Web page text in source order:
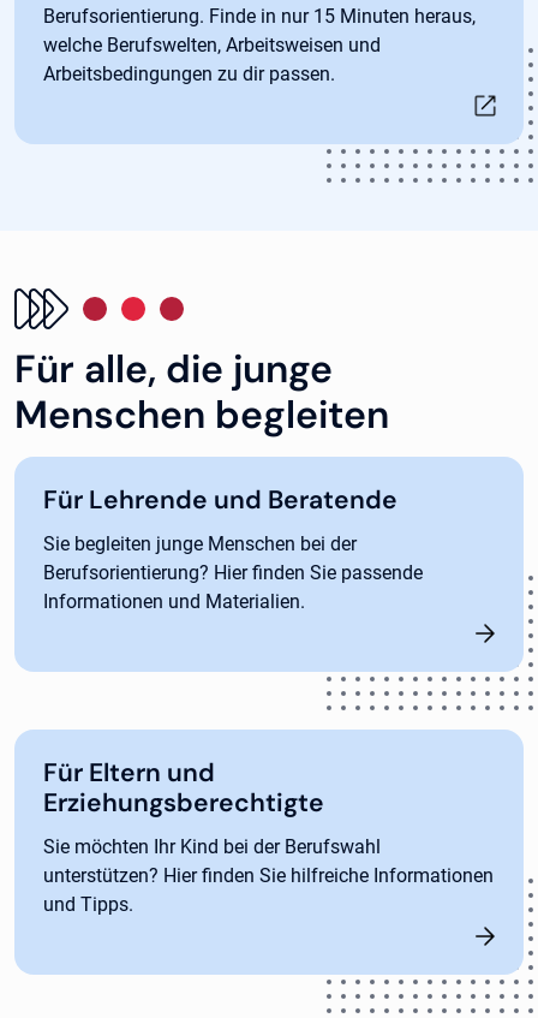
Berufsorientierung. Finde in nur 15 Minuten heraus,
welche Berufswelten, Arbeitsweisen und
Arbeitsbedingungen zu dir passen.
Für alle, die junge
Menschen begleiten
Für Lehrende und Beratende
Sie begleiten junge Menschen bei der
Berufsorientierung? Hier finden Sie passende
Informationen und Materialien.
Für Eltern und
Erziehungsberechtigte
Sie möchten Ihr Kind bei der Berufswahl
unterstützen? Hier finden Sie hilfreiche Informationen
und Tipps.